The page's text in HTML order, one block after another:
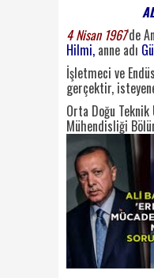
ALİ
4 Nisan 1967‘de
Hilmi, anne adı
İşletmeci ve
gerçektir,
Orta Doğu
Mühendisliği